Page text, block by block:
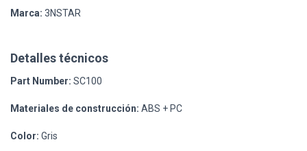
Marca: 3NSTAR
Detalles técnicos
Part Number: SC100
Materiales de construcción: ABS + PC
Color: Gris